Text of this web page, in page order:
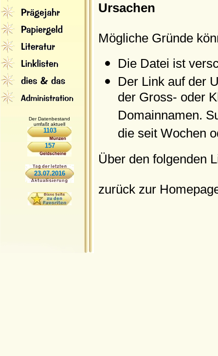
Der Datenbestand
umfaßt aktuell
1103
157
23.07.2016
Ursachen
Mögliche Gründe
Die Datei ist
Der Link auf der
der Gross- oder
Domainnamen.
die seit Wochen
Über den folgenden
zurück zur